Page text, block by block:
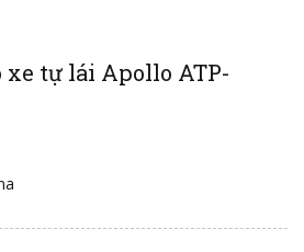
xe tự lái Apollo ATP-